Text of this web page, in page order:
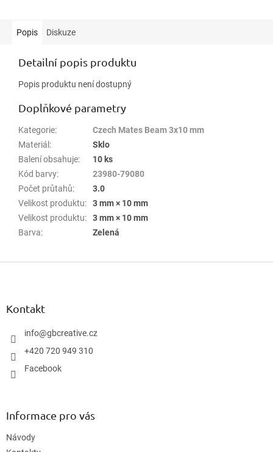
Popis Diskuze
Detailní popis produktu
Popis produktu není dostupný
Doplňkové parametry
Kategorie:
Czech Mates Beam 3x10 mm
Materiál :
Sklo
Balení obsahuje:
10 ks
Kód barvy:
23980-79080
Počet průtahů:
3.0
Velikost produktu:
3 mm × 10 mm
Velikost produktu:
3 mm × 10 mm
Barva: Zelená
Z
Kontakt
info@gbcreative.cz
+420 720 949 310
Facebook
Informace pro vás
Návody